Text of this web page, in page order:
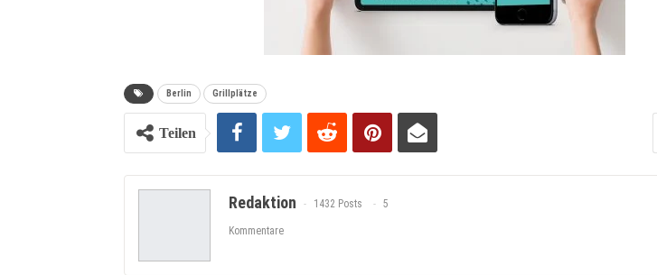
Berlin Grillplätze
Teilen
Redaktion 1432 Posts 5
Kommentare